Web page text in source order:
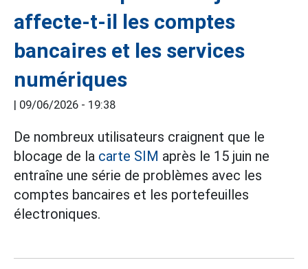
affecte-t-il les comptes
bancaires et les services
numériques
| 09/06/2026 - 19:38
De nombreux utilisateurs craignent que le
blocage de la carte SIM après le 15 juin ne
entraîne une série de problèmes avec les
comptes bancaires et les portefeuilles
électroniques.